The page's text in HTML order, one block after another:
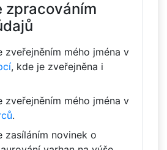
zpracováním
zveřejněním mého jména v
, kde je zveřejněna i
zveřejněním mého jména v
.
zasíláním novinek o